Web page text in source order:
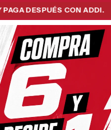
CON ADDI.
TecnologíaRopa de Hombre